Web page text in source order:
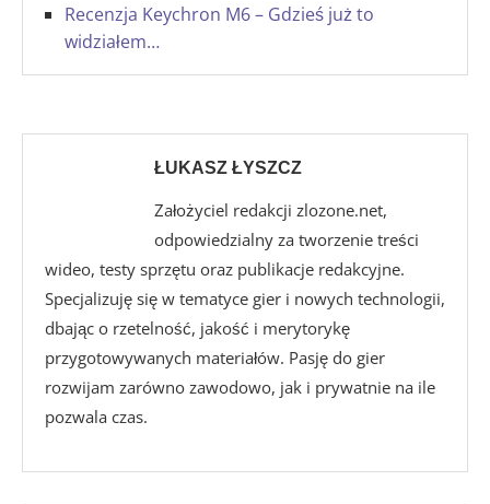
Recenzja Keychron M6 – Gdzieś już to
widziałem…
ŁUKASZ ŁYSZCZ
Założyciel redakcji zlozone.net,
odpowiedzialny za tworzenie treści
wideo, testy sprzętu oraz publikacje redakcyjne.
Specjalizuję się w tematyce gier i nowych technologii,
dbając o rzetelność, jakość i merytorykę
przygotowywanych materiałów. Pasję do gier
rozwijam zarówno zawodowo, jak i prywatnie na ile
pozwala czas.